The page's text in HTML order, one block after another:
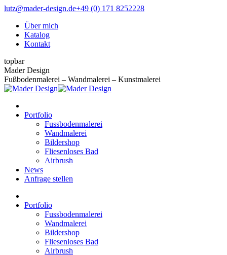
Zum
springen
lutz@mader-design.de+49 (0) 171 8252228
Über mich
Katalog
Kontakt
topbar
Instagram
page
opens
new
window
Pinterest
page
opens
new
window
Mader Design
Fußbodenmalerei – Wandmalerei – Kunstmalerei
Portfolio
Fussbodenmalerei
Wandmalerei
Bildershop
Fliesenloses Bad
Airbrush
News
Anfrage stellen
Portfolio
Fussbodenmalerei
Wandmalerei
Bildershop
Fliesenloses Bad
Airbrush